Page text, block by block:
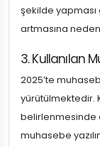
şekilde
artmasına
3. Kullanılan
2025’te
yürütülmektedir.
belirlenmesinde
muhasebe